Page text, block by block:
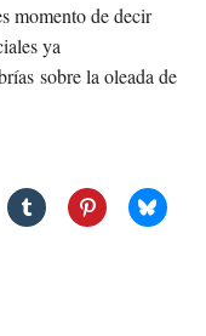
momento de decir
ya
sobre la oleada de